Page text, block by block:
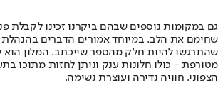
גם במקומות נוספים שבהם ביקרנו זכינו לקבלת
שחימם את הלב. במיוחד אמורים הדברים בהנהלת
שהתרגשו להיות חלק מהספר שייכתב. המלון הוא
מטורפת - כולו חלונות ענק וניתן לחזות מתוכו
הצפוני. חוויה נדירה ועוצרת נשימה.